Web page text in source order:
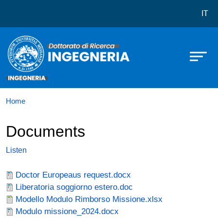
IT
Home
Documents
Listen
Documento
Doctor Europeaus request.docx
Documento
Liberatoria soggiorno estero.doc
Documento
Modello Modulo Rimborso Missione.xlsx
Documento
Modulo missione_2024.docx